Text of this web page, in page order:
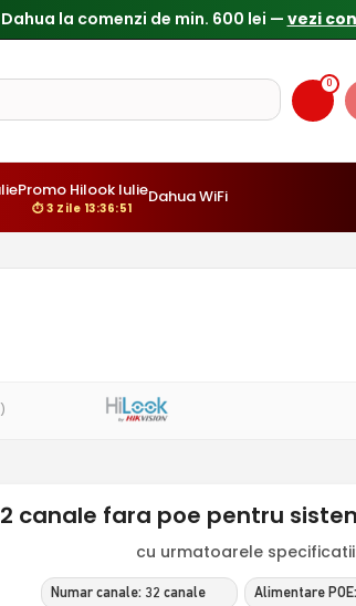
0
Promo Hilook Iulie
⏱ 3 Zile 13:36:50
Dahua WiFi
canale fara poe pentru
cu urmatoarele
Numar canale: 32 canale Alimentare